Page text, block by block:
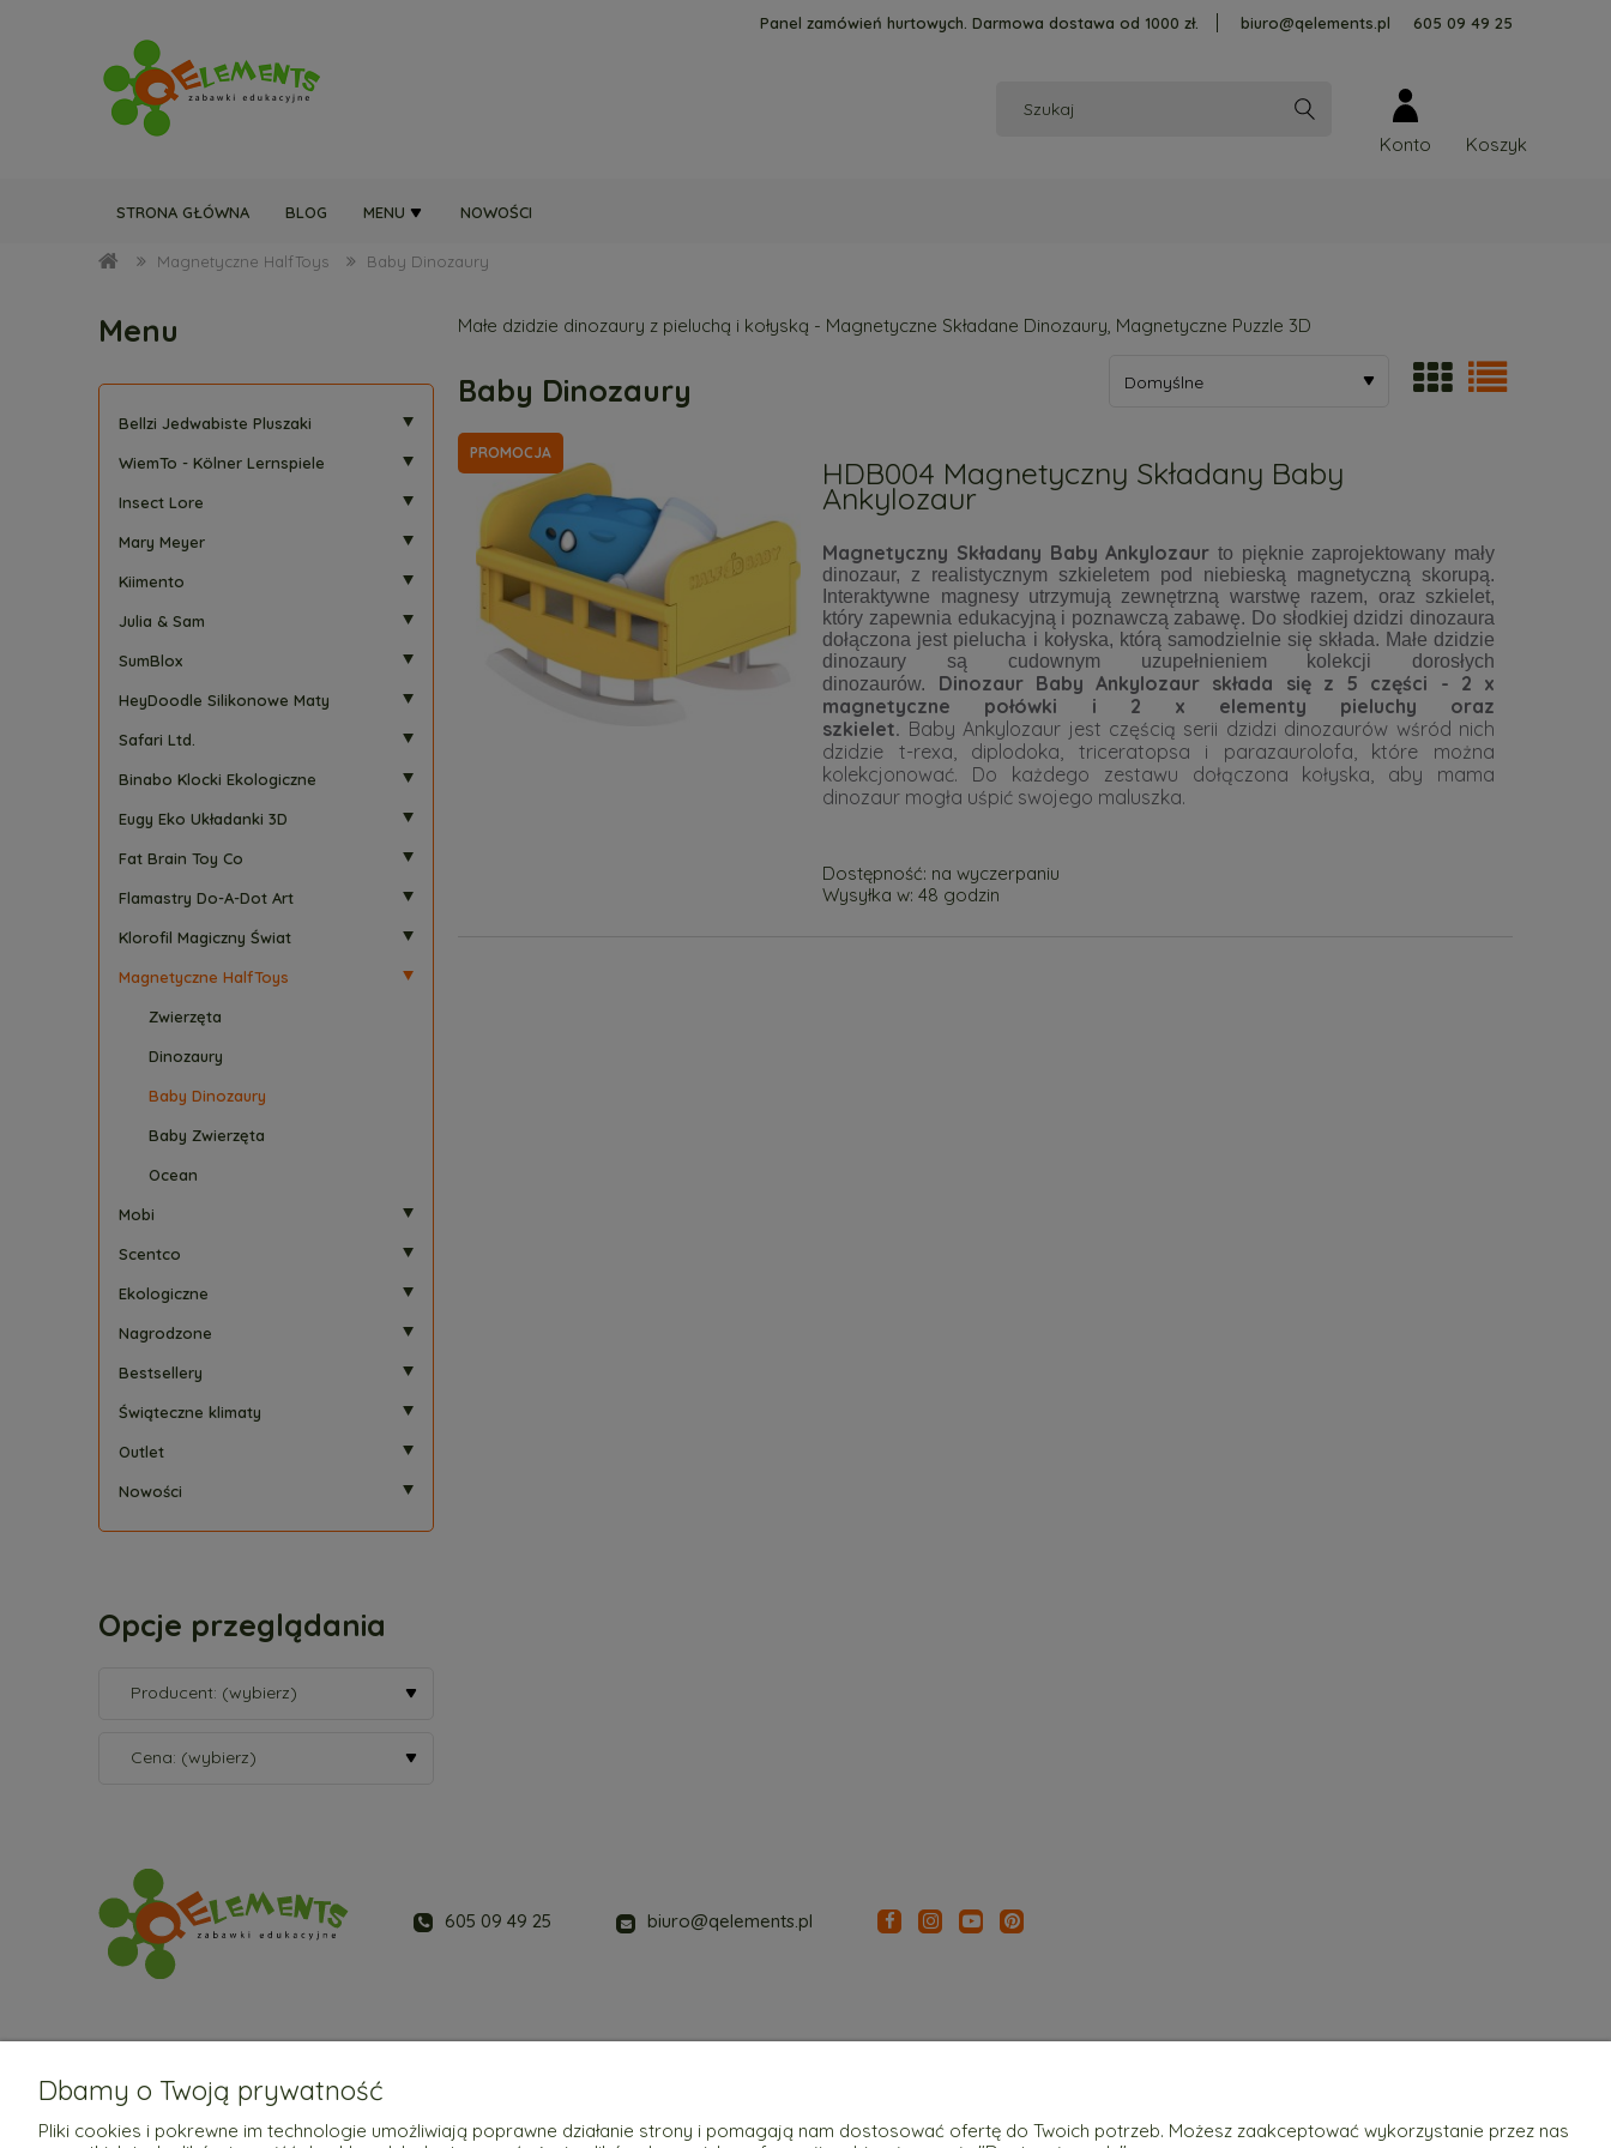
Panel zamówień hurtowych. Darmowa dostawa od 1000 zł. biuro@qelements.pl 605 09 49 25
Konto
STRONA GŁÓWNA BLOG MENU NOWOŚCI
Magnetyczne HalfToys Baby Dinozaury
Menu
Bellzi Jedwabiste Pluszaki
WiemTo - Kölner Lernspiele
Insect Lore
Mary Meyer
Kiimento
Julia & Sam
SumBlox
HeyDoodle Silikonowe Maty
Safari Ltd.
Binabo Klocki Ekologiczne
Eugy Eko Układanki 3D
Fat Brain Toy Co
Flamastry Do-A-Dot Art
Klorofil Magiczny Świat
Magnetyczne HalfToys
Zwierzęta
Dinozaury
Baby Dinozaury
Baby Zwierzęta
Ocean
Mobi
Scentco
Ekologiczne
Nagrodzone
Bestsellery
Świąteczne klimaty
Outlet
Nowości
Opcje przeglądania
Producent: (wybierz)
Cena: (wybierz)
Małe dzidzie dinozaury z pieluchą i kołyską - Magnetyczne Składane Dinozaury, Magnetyczne Puzzle 3D
Baby Dinozaury
HDB004 Magnetyczny Składany Baby
Ankylozaur
Magnetyczny Składany Baby Ankylozaur to pięknie zaprojektowany mały
dinozaur, z realistycznym szkieletem pod niebieską magnetyczną skorupą.
Interaktywne magnesy utrzymują zewnętrzną warstwę razem, oraz szkielet,
który zapewnia edukacyjną i poznawczą zabawę. Do słodkiej dzidzi dinozaura
dołączona jest pielucha i kołyska, którą samodzielnie się składa. Małe dzidzie
dinozaury są cudownym uzupełnieniem kolekcji dorosłych
dinozaurów. Dinozaur Baby Ankylozaur składa się z 5 części - 2 x
magnetyczne połówki i 2 x elementy pieluchy oraz
szkielet. Baby Ankylozaur jest częścią serii dzidzi dinozaurów wśród nich
dzidzie t-rexa, diplodoka, triceratopsa i parazaurolofa, które można
kolekcjonować. Do każdego zestawu dołączona kołyska, aby mama
dinozaur mogła uśpić swojego maluszka.
Dostępność: na wyczerpaniu
Wysyłka w: 48 godzin
PROMOCJA
Pomoc Moje konto Płatności i dostawa Informacje O nas
605 09 49 25 biuro@qelements.pl
Dbamy o Twoją prywatność
Pliki cookies i pokrewne im technologie umożliwiają poprawne działanie strony i pomagają nam dostosować ofertę do Twoich potrzeb. Możesz zaakceptować wykorzystanie przez nas